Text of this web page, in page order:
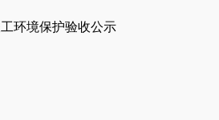
环境保护验收公示